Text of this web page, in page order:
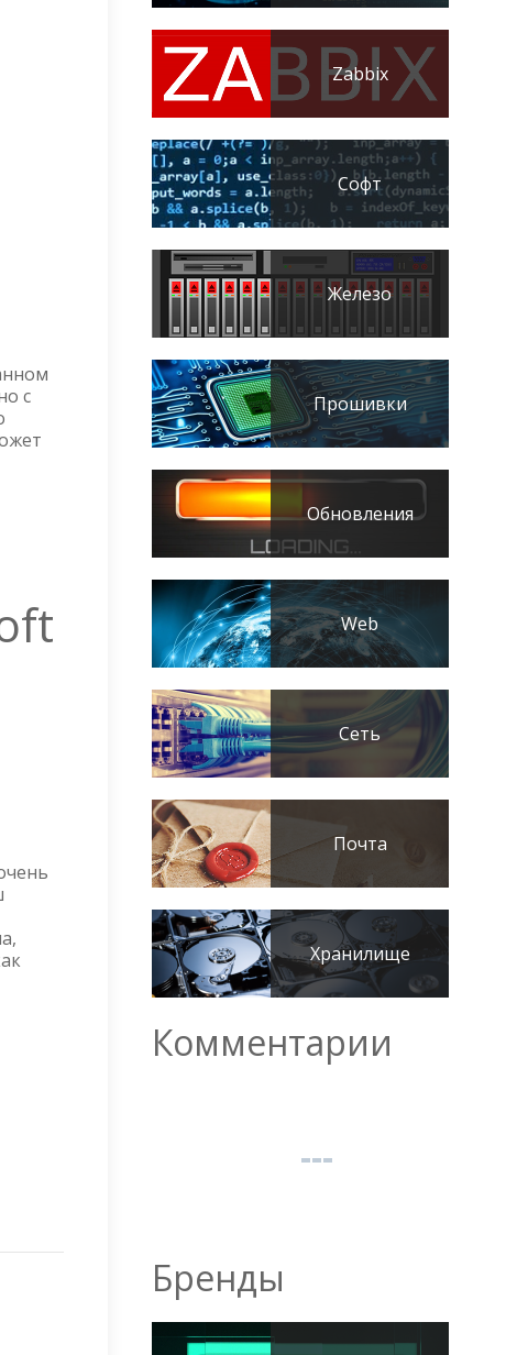
с
Zabbix
Софт
Железо
Прошивки
Обновления
Web
Сеть
Почта
Хранилище
Комментарии
Бренды